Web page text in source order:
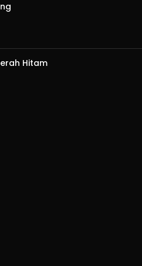
Hitam